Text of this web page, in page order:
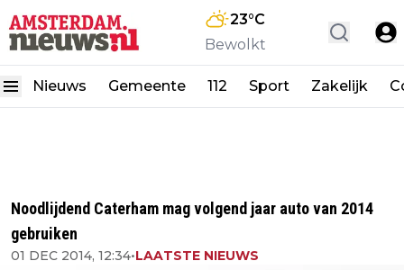
23°C
Bewolkt
Nieuws Gemeente 112 Sport Zakelijk
Noodlijdend Caterham mag volgend jaar auto van 2014
gebruiken
01 DEC 2014, 12:34•LAATSTE NIEUWS